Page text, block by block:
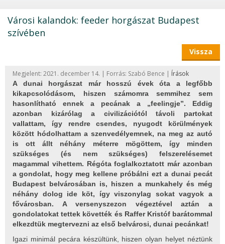
Városi kalandok: feeder horgászat Budapest
szívében
Vissza
Megjelent: 2021. december 14. | Forrás: Szabó Bence | Írások
A dunai horgászat már hosszú évek óta a legfőbb
kikapcsolódásom, hiszen számomra semmihez sem
hasonlítható ennek a pecának a „feelingje”. Eddig
azonban kizárólag a civilizációtól távoli partokat
vallattam, így rendre csendes, nyugodt körülmények
között hódolhattam a szenvedélyemnek, na meg az autó
is ott állt néhány méterre mögöttem, így minden
szükséges (és nem szükséges) felszerelésemet
magammal vihettem. Régóta foglalkoztatott már azonban
a gondolat, hogy meg kellene próbálni ezt a dunai pecát
Budapest belvárosában is, hiszen a munkahely és még
néhány dolog ide köt, így viszonylag sokat vagyok a
fővárosban. A versenyszezon végeztével aztán a
gondolatokat tettek követték és Raffer Kristóf barátommal
elkezdtük megtervezni az első belvárosi, dunai pecánkat!
Igazi minimál pecára készültünk, hiszen olyan helyet néztünk